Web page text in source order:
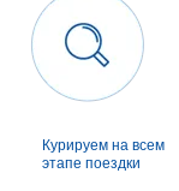
Курируем на всем
этапе поездки